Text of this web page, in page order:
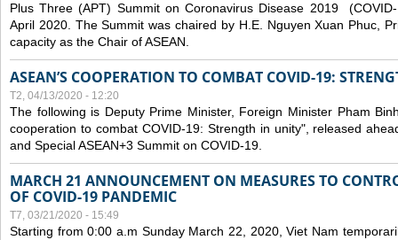
Plus Three (APT) Summit on Coronavirus Disease 2019
April 2020. The Summit was chaired by H.E. Nguyen Xuan Phuc,
capacity as the Chair of ASEAN.
ASEAN’S COOPERATION TO COMBAT COVID-19:
T2, 04/13/2020 - 12:20
The following is Deputy Prime Minister, Foreign Minister Pham
cooperation to combat COVID-19: Strength in unity", released
and Special ASEAN+3 Summit on COVID-19.
MARCH 21 ANNOUNCEMENT ON MEASURES TO
OF COVID-19 PANDEMIC
T7, 03/21/2020 - 15:49
Starting from 0:00 a.m Sunday March 22, 2020, Viet Nam